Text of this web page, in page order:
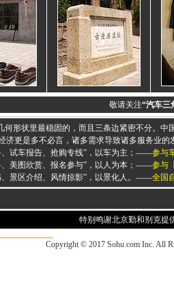
敬请关注“汽车三
何形状里最稳固的，而且三条边紧密不分。
济更是多不必言，诸多需求导致诸多服务业
、试车报告、抢购专线”，以车为主；——参与
、美图欣赏、报名参与”，以人为本；——参与
、景区介绍、风情掠影”，以景化人。——全国
特别鸣谢北京勤和别克
Copyright © 2017 Sohu.com Inc. All